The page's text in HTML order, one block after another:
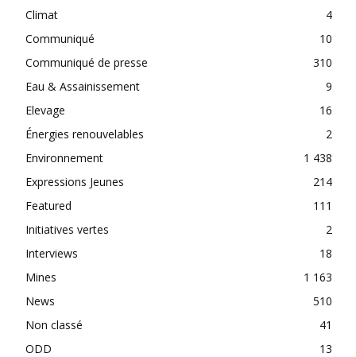
Climat
4
Communiqué
10
Communiqué de presse
310
Eau & Assainissement
9
Elevage
16
Énergies renouvelables
2
Environnement
1 438
Expressions Jeunes
214
Featured
111
Initiatives vertes
2
Interviews
18
Mines
1 163
News
510
Non classé
41
ODD
13